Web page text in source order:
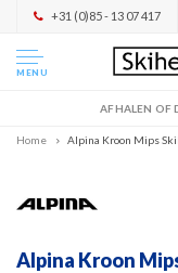
+31 (0)85 - 13 07 417
MENU
AFHALEN OF
Home Alpina Kroon Mips
Alpina Kroon